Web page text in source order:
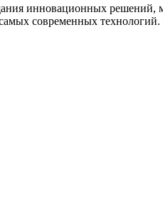
инновационных
современных